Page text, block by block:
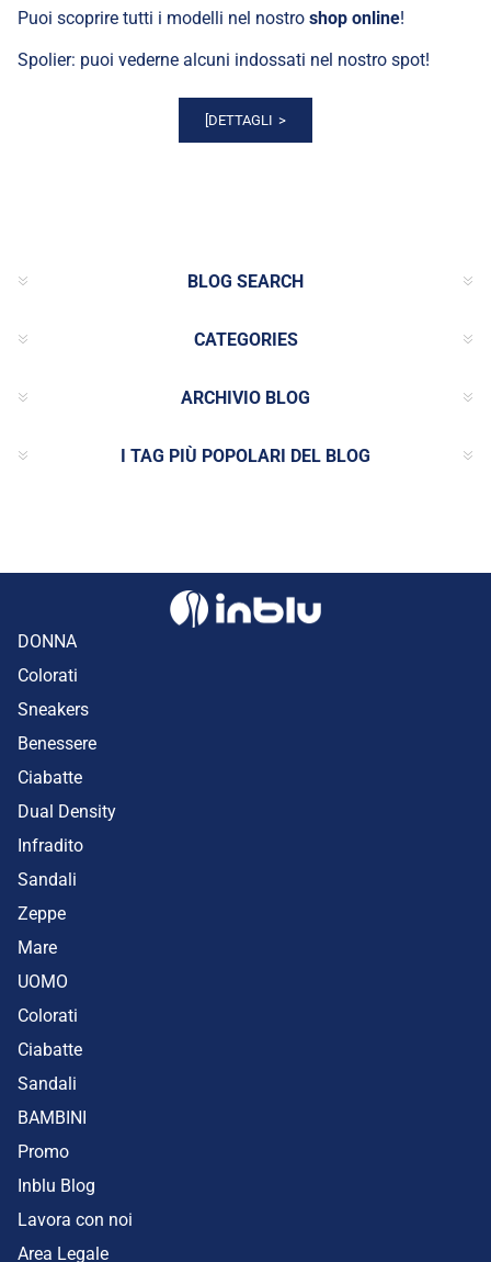
Puoi scoprire tutti i modelli nel nostro shop online!
Spolier: puoi vederne alcuni indossati nel nostro spot!
[DETTAGLI
BLOG SEARCH
CATEGORIES
ARCHIVIO BLOG
I TAG PIÙ POPOLARI DEL BLOG
DONNA
Colorati
Sneakers
Benessere
Ciabatte
Dual Density
Infradito
Sandali
Zeppe
Mare
UOMO
Colorati
Ciabatte
Sandali
BAMBINI
Promo
Inblu Blog
Lavora con noi
Area Legale